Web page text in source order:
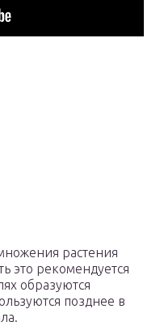
растения
это рекомендуется
образуются
позднее в